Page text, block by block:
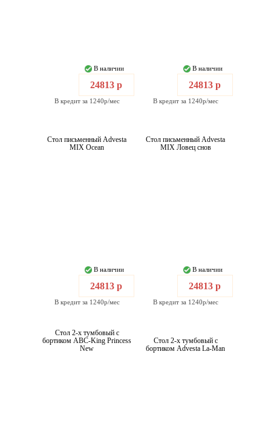
В наличии
24813 р
В кредит за 1240р/мес
В наличии
24813 р
В кредит за 1240р/мес
Стол письменный Advesta
MIX Ocean
В наличии
24813 р
В кредит за 1240р/мес
Стол письменный Advesta
MIX Ловец снов
В наличии
24813 р
В кредит за 1240р/мес
Стол 2-х тумбовый с
бортиком ABC-King Princess
New
Стол 2-х тумбовый с
бортиком Advesta La-Man